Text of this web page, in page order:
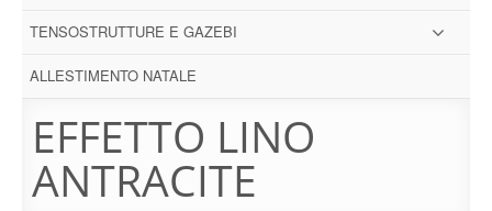
TENSOSTRUTTURE E GAZEBI
ALLESTIMENTO NATALE
EFFETTO LINO
ANTRACITE